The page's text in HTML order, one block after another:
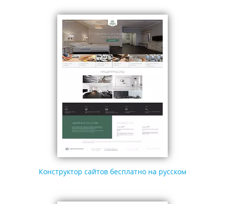
Конструктор сайтов бесплатно на русском